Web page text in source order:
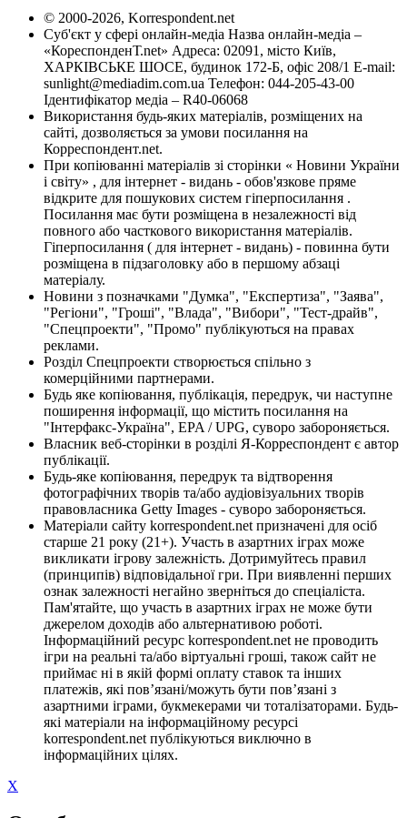
© 2000-2026, Korrespondent.net
Суб'єкт у сфері онлайн-медіа Назва онлайн-медіа –
«КореспонденТ.net» Адреса: 02091, місто Київ,
ХАРКІВСЬКЕ ШОСЕ, будинок 172-Б, офіс 208/1 E-mail:
sunlight@mediadim.com.ua Телефон: 044-205-43-00
Ідентифікатор медіа – R40-06068
Використання будь-яких матеріалів, розміщених на
сайті, дозволяється за умови посилання на
Корреспондент.net.
При копіюванні матеріалів зі сторінки « Новини України
і світу» , для інтернет - видань - обов'язкове пряме
відкрите для пошукових систем гіперпосилання .
Посилання має бути розміщена в незалежності від
повного або часткового використання матеріалів.
Гіперпосилання ( для інтернет - видань) - повинна бути
розміщена в підзаголовку або в першому абзаці
матеріалу.
Новини з позначками "Думка", "Експертиза", "Заява",
"Регіони", "Гроші", "Влада", "Вибори", "Тест-драйв",
"Спецпроекти", "Промо" публікуються на правах
реклами.
Розділ Спецпроекти створюється спільно з
комерційними партнерами.
Будь яке копіювання, публікація, передрук, чи наступне
поширення інформації, що містить посилання на
"Інтерфакс-Україна", EPA / UPG, суворо забороняється.
Власник веб-сторінки в розділі Я-Корреспондент є автор
публікації.
Будь-яке копіювання, передрук та відтворення
фотографічних творів та/або аудіовізуальних творів
правовласника Getty Images - суворо забороняється.
Матеріали сайту korrespondent.net призначені для осіб
старше 21 року (21+). Участь в азартних іграх може
викликати ігрову залежність. Дотримуйтесь правил
(принципів) відповідальної гри. При виявленні перших
ознак залежності негайно зверніться до спеціаліста.
Пам'ятайте, що участь в азартних іграх не може бути
джерелом доходів або альтернативою роботі.
Інформаційний ресурс korrespondent.net не проводить
ігри на реальні та/або віртуальні гроші, також сайт не
приймає ні в якій формі оплату ставок та інших
платежів, які пов’язані/можуть бути пов’язані з
азартними іграми, букмекерами чи тоталізаторами. Будь-
які матеріали на інформаційному ресурсі
korrespondent.net публікуються виключно в
інформаційних цілях.
X